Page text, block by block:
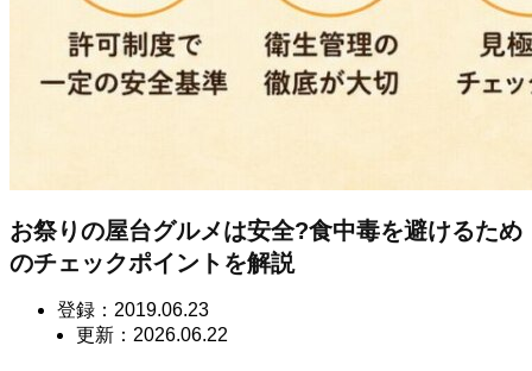
お祭りの屋台グルメは安全?食中毒を避けるため
のチェックポイントを解説
登録： 2019.06.23
更新： 2026.06.22